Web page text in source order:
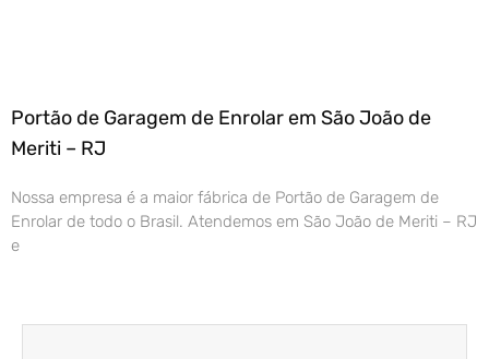
Portão de Garagem de Enrolar em São João de
Meriti – RJ
Nossa empresa é a maior fábrica de Portão de Garagem de
Enrolar de todo o Brasil. Atendemos em São João de Meriti – RJ
e